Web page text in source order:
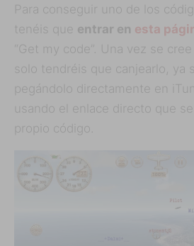
Para conseguir uno de los
tenéis que entrar en esta
“Get my code”. Una vez se
solo tendréis que canjearlo, ya
pegándolo directamente en
usando el enlace directo que
propio código.